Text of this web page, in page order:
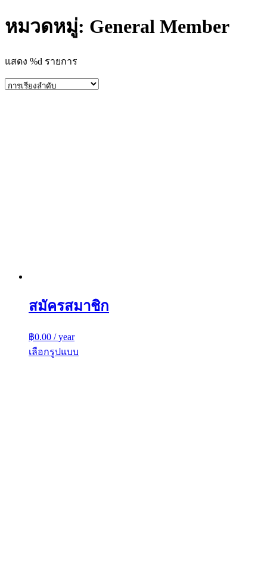
หมวดหมู่: General Member
แสดง %d รายการ
สมัครสมาชิก
฿0.00 / year
เลือกรูปแบบ